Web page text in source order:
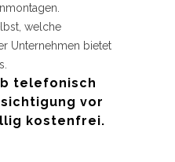
welche
Unternehmen bietet
telefonisch
vor
kostenfrei.